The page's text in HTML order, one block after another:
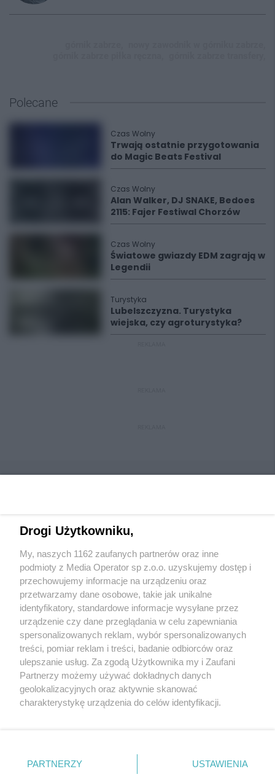
Polecane
Czas Wolny
Trwają ostatnie przygotowania
do Magic Beats Festival
Czas Wolny
Alan Walker, DJ SNAKE, Bedoes
2115: Fajer Festiwal Chorzów
Czas Wolny
Światowe gwiazdy EDM zagrają w
Legendii
Turystyka
Lubelszczyzna. Turystyka
wiejska, czy agroturystyka?
Nie zapomnij
zapoznać się z:
polityką prywatności regulamin korzystania z portali
Twojemiasto
Piekary Śląskie
Chorzów
Tarnowskie Góry
Ruda Śląska
Świętochłowice
Zagłębie
Skontakuj sięz nami
Kontakt
Wydawca
Redakcja
Reklama
Drogi Użytkowniku,
My, naszych 1162 zaufanych partnerów oraz inne
podmioty z Media Operator sp z.o.o. uzyskujemy dostęp i
przechowujemy informacje na urządzeniu oraz
przetwarzamy dane osobowe, takie jak unikalne
identyfikatory, standardowe informacje wysyłane przez
urządzenie czy dane przeglądania w celu zapewniania
spersonalizowanych reklam, wybór spersonalizowanych
treści, pomiar reklam i treści, badanie odbiorców oraz
ulepszanie usług. Za zgodą Użytkownika my i Zaufani
Partnerzy możemy używać dokładnych danych
geolokalizacyjnych oraz aktywnie skanować
charakterystykę urządzenia do celów identyfikacji.
zmienić/wycofać klikając przycisk ustawień prywatności
znajdujący się w lewym dolnym rogu strony
PARTNERZY USTAWIENIA